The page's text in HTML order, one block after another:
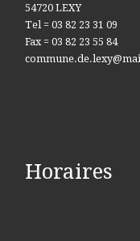
54720 LEXY
Tel = 03 82 23 31 09
Fax = 03 82 23 55 84
Horaires